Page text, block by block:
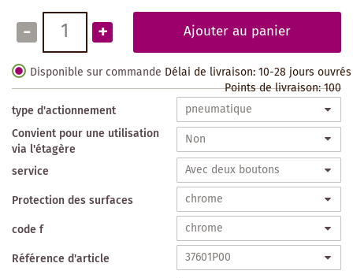
- + Ajouter au panier
Disponible sur commande Délai de livraison: 10-28 jours ouvrés
Points de livraison:100
type d'actionnement
Convient pour une utilisation
via l'étagère
service
Protection des surfaces
code f
Référence d'article